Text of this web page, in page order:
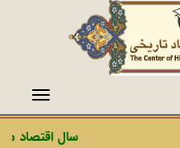
منو
سال اقتصاد